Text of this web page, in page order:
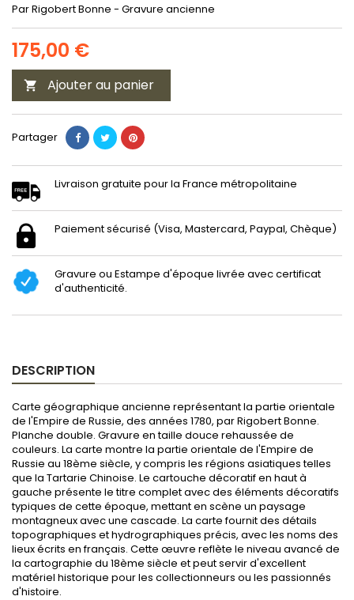
Par Rigobert Bonne - Gravure ancienne
175,00 €
 Ajouter au panier
Partager
Livraison gratuite pour la France métropolitaine
Paiement sécurisé (Visa, Mastercard, Paypal, Chèque)
Gravure ou Estampe d'époque livrée avec certificat
d'authenticité.
DESCRIPTION
Carte géographique ancienne représentant la partie orientale
de l'Empire de Russie, des années 1780, par Rigobert Bonne.
Planche double. Gravure en taille douce rehaussée de
couleurs. La carte montre la partie orientale de l'Empire de
Russie au 18ème siècle, y compris les régions asiatiques telles
que la Tartarie Chinoise. Le cartouche décoratif en haut à
gauche présente le titre complet avec des éléments décoratifs
typiques de cette époque, mettant en scène un paysage
montagneux avec une cascade. La carte fournit des détails
topographiques et hydrographiques précis, avec les noms des
lieux écrits en français. Cette œuvre reflète le niveau avancé de
la cartographie du 18ème siècle et peut servir d'excellent
matériel historique pour les collectionneurs ou les passionnés
d'histoire.